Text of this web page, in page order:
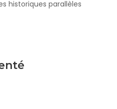
historiques parallèles